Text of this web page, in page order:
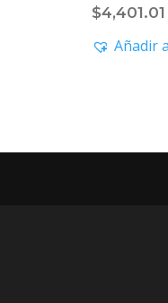
$4,401.01
Añadir